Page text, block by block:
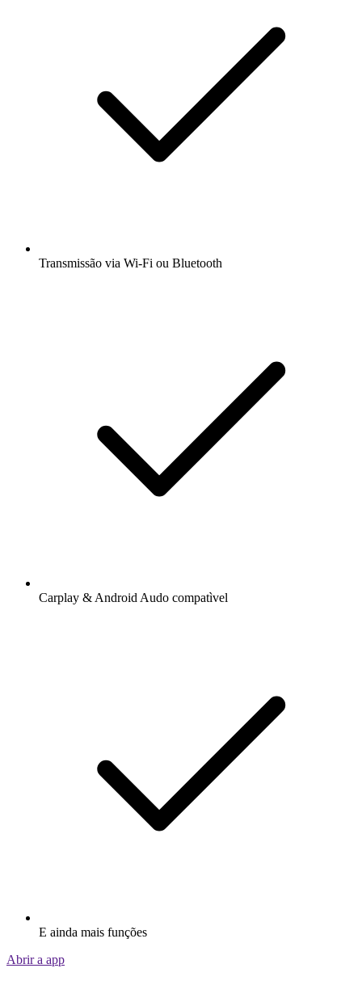
Transmissão via Wi-Fi ou Bluetooth
Carplay & Android Audo compatìvel
E ainda mais funções
Abrir a app